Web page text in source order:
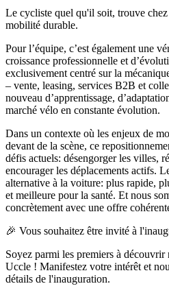
Le cycliste quel qu'il soit, trouve
mobilité durable.
Pour l’équipe, c’est également une
croissance professionnelle et
exclusivement centré sur la
– vente, leasing, services B2B et
nouveau d’apprentissage,
marché vélo en constante évolution.
Dans un contexte où les enjeux de
devant de la scène, ce
défis actuels: désengorger les villes,
encourager les déplacements actifs.
alternative à la voiture: plus rapide,
et meilleure pour la santé. Et nous
concrètement avec une offre
🎉 Vous souhaitez être invité à
Soyez parmi les premiers à découvrir
Uccle ! Manifestez votre intérêt et
détails de l'inauguration.